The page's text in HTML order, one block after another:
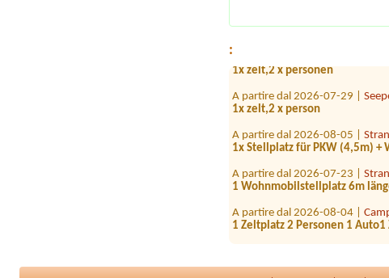
:
1x zelt,2 x person
1x Stellplatz für PKW (4,5m) +
1 Wohnmobilstellplatz 6m
1 Zeltplatz 2 Personen 1 Auto1